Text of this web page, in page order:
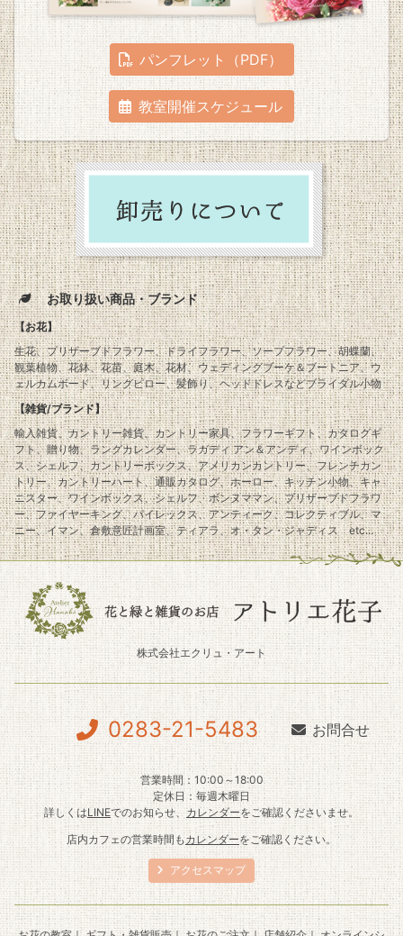
パンフレット（PDF）
教室開催スケジュール
お取り扱い商品・ブランド
【お花】
生花、プリザーブドフラワー、ドライフラワー、ソープフラワー、胡蝶蘭、
観葉植物、花鉢、花苗、庭木、花材、ウェディングブーケ＆ブートニア、ウ
ェルカムボード、リングピロー、髪飾り、ヘッドドレスなどブライダル小物
【雑貨/ブランド】
輸入雑貨、カントリー雑貨、カントリー家具、フラワーギフト、カタログギ
フト、贈り物、ラングカレンダー、ラガディ アン＆アンディ、ワインボック
ス、シェルフ、カントリーボックス、アメリカンカントリー、フレンチカン
トリー、カントリーハート、通販カタログ、ホーロー、キッチン小物、キャ
ニスター、ワインボックス、シェルフ、ボンヌママン、プリザーブドフラワ
ー、ファイヤーキング、パイレックス、アンティーク、コレクティブル、マ
ニー、イマン、倉敷意匠計画室、ティアラ、オ・タン・ジャディス etc...
株式会社エクリュ・アート
0283-21-5483 お問合せ
営業時間：10:00～18:00
定休日：毎週木曜日
詳しくはLINEでのお知らせ、カレンダーをご確認くださいませ。
店内カフェの営業時間もカレンダーをご確認ください。
アクセスマップ